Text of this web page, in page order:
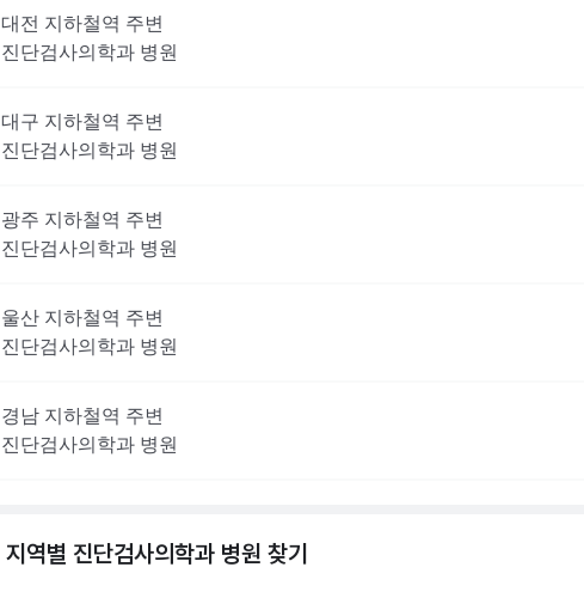
대전 지하철역 주변
진단검사의학과 병원
대구 지하철역 주변
진단검사의학과 병원
광주 지하철역 주변
진단검사의학과 병원
울산 지하철역 주변
진단검사의학과 병원
경남 지하철역 주변
진단검사의학과 병원
지역별 진단검사의학과 병원 찾기